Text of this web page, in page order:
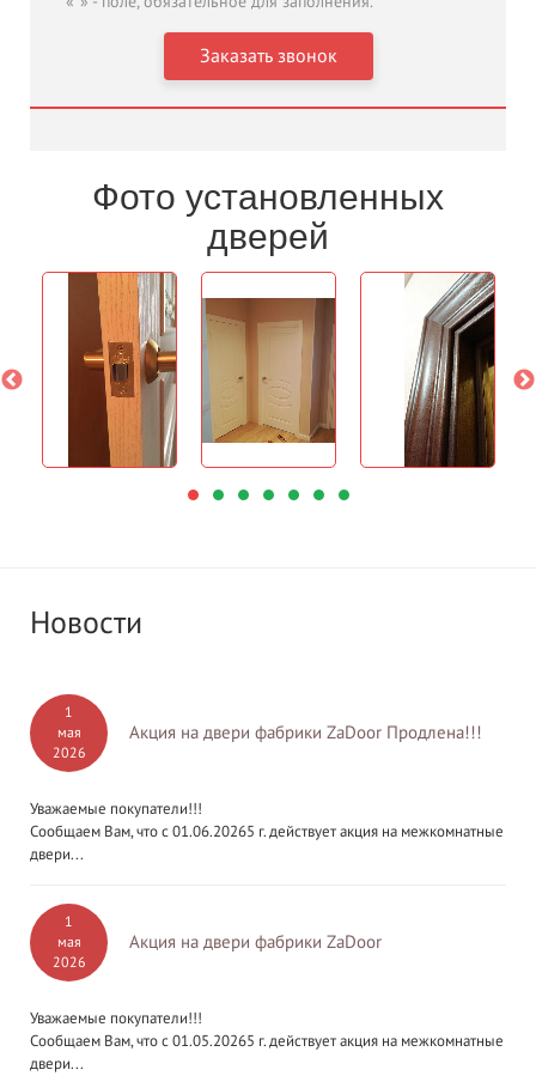
Фото установленных
дверей
Новости
1
мая
2026
Акция на двери фабрики ZaDoor Продлена!!!
Уважаемые покупатели!!!
Сообщаем Вам, что с 01.06.20265 г. действует акция на межкомнатные
двери...
1
мая
2026
Акция на двери фабрики ZaDoor
Уважаемые покупатели!!!
Сообщаем Вам, что с 01.05.20265 г. действует акция на межкомнатные
двери...